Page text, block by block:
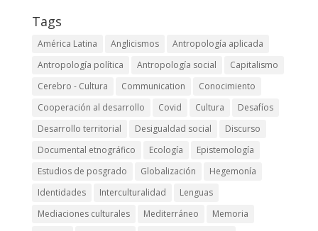
Tags
América Latina Anglicismos
Antropología aplicada
Antropología política
Antropología social
Capitalismo
Cerebro - Cultura
Communication
Conocimiento
Cooperación al desarrollo
Covid Cultura
Desafíos
Desarrollo territorial
Desigualdad social
Discurso
Documental etnográfico
Ecología
Epistemología
Estudios de posgrado
Globalización
Hegemonía
Identidades
Interculturalidad
Lenguas
Mediaciones culturales
Mediterráneo
Memoria